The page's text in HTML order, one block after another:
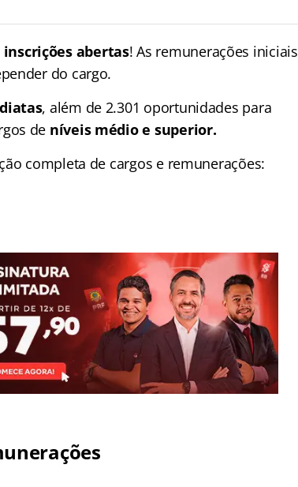
inscrições abertas! As remunerações iniciais
do cargo.
, além de 2.301 oportunidades para
de níveis médio e superior.
completa de cargos e remunerações: